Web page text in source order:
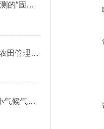
gnss位移监测站：安全监测的“固定哨兵”
湿地公园气象站助推智能农田管理的气象利器
农户的“天气预报”：农田小气候气象站提供局部气候预测